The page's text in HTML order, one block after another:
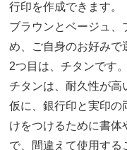
行印を作成できます。
ブラウンとベージュ、
め、ご自身のお好みで
2つ目は、チタンです。
チタンは、耐久性が高
仮に、銀行印と実印の
けをつけるために書体
で、間違えて使用する